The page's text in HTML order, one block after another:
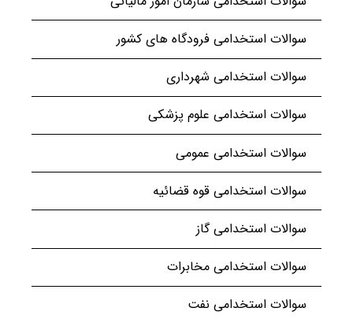
سوالات استخدامی فرودگاه های کشور
سوالات استخدامی شهرداری
سوالات استخدامی علوم پزشکی
سوالات استخدامی عمومی
سوالات استخدامی قوه قضائیه
سوالات استخدامی گاز
سوالات استخدامی مخابرات
سوالات استخدامی نفت